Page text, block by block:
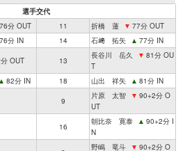
選手交代
76分 OUT 11 折橋 蓮 ▼ 77分 OUT
76分 IN 14 石﨑 拓矢 ▲ 77分 IN
OUT 13
長谷川 岳久 ▼ 81分 OU
T
▲ 82分 IN 18 山出 祥矢 ▲ 81分 IN
9
片原 太智 ▼ 90+2分 O
UT
16
朝比奈 寛泰 ▲ 90+2分 I
N
野嶋 竜斗 ▼ 90+2分 O